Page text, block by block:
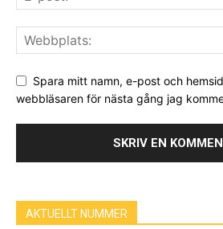
Spara mitt namn, e-post och
webbläsaren för nästa gång jag
AKTUELLT NUMMER